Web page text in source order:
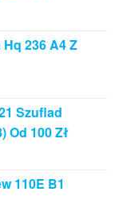
236 A4 Z
Szuflad
Od 100 Zł
110E B1